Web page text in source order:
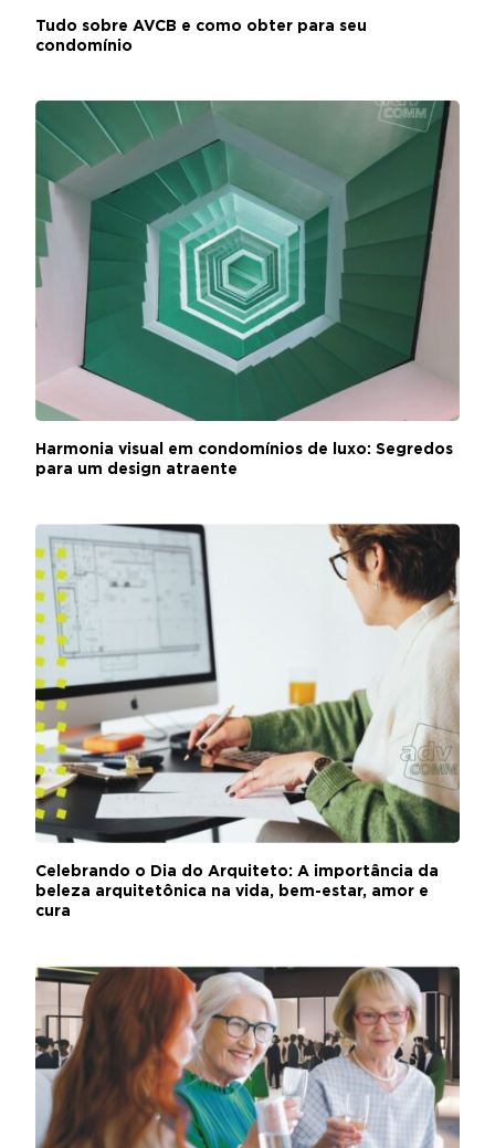
Tudo sobre AVCB e como obter para seu
condomínio
Harmonia visual em condomínios de luxo: Segredos
para um design atraente
Celebrando o Dia do Arquiteto: A importância da
beleza arquitetônica na vida, bem-estar, amor e
cura